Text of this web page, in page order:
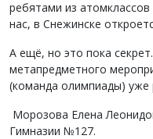
ребятами из
нас, в Снежинске
А ещё, но это пока
метапредметного
(команда олимпиады) уже
Морозова Елена
Гимназии №127.